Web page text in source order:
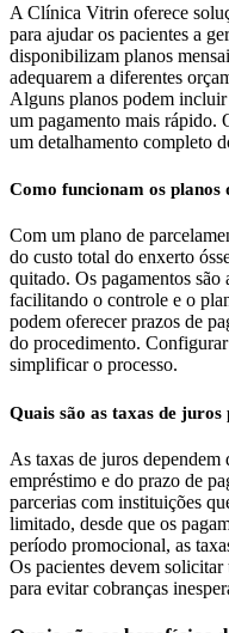
A Clínica Vitrin oferece
para ajudar os pacientes a
disponibilizam planos
adequarem a diferentes
Alguns planos podem
um pagamento mais rápido.
um detalhamento completo
Como funcionam os planos
Com um plano de
do custo total do enxerto
quitado. Os pagamentos são
facilitando o controle e o
podem oferecer prazos de
do procedimento.
simplificar o processo.
Quais são as taxas de
As taxas de juros
empréstimo e do prazo de
parcerias com instituições
limitado, desde que os
período promocional, as
Os pacientes devem
para evitar cobranças